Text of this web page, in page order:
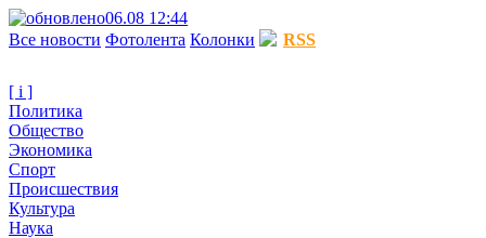
06.08 12:44
Все новости Фотолента Колонки RSS
[ i ]
Политика
Общество
Экономика
Спорт
Происшествия
Культура
Наука